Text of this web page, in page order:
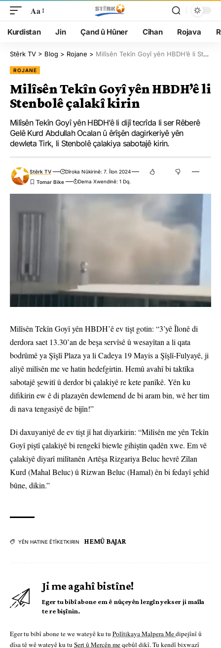
Aa
Kurdistan Jin Çand û Hûner Cîhan Rojava
Stêrk TV > Blog > Rojane > Milîsên Tekîn Goyî yên HBDH’ê li Stenbolê çalakî kirin
ROJANE
Milîsên Tekîn Goyî yên HBDH’ê li
Stenbolê çalakî kirin
Milîsên Tekîn Goyî yên HBDH’ê li dijî tecrîda li ser Rêberê
Gelê Kurd Abdullah Ocalan û êrîşên dagirkeriyê yên
dewleta Tirk, li Stenbolê çalakiya sabotajê kirin.
Stêrk TV
Dîroka Nûkirinê: 7. Îlon 2024
Dema Xwendinê: 1 Dq.
Milîsên Tekîn Goyî yên HBDH’ê ev tişt gotin: “3’yê Îlonê di
derdora saet 13.30’an de beşa servîsê û wesayîtan a li qata
bodrûmê ya Şîşlî Plaza ya li Cadeya 19 Mayis a Şîşlî-Fulyayê, ji
aliyê milîsên me ve hatin hedefgirtin. Hemû avahî bi taktîka
sabotajê şewitî û derdor bi çalakiyê re kete panîkê. Yên ku
difikirin ew ê di plazayên dewlemend de bi aram bin, wê her tim
di nava tengasiyê de bijîn!”
Di daxuyaniyê de ev tişt jî hat diyarkirin: “Milîsên me yên Tekîn
Goyî piştî çalakiyê bi rengekî biewle gihiştin qadên xwe. Em vê
çalakiyê diyarî milîtanên Artêşa Rizgariya Beluc hevrê Zîlan
Kurd (Mahal Beluc) û Rizwan Beluc (Hamal) ên bi fedayî şehîd
bûne, dikin.”
YÊN HATINE ÊTÎKETKIRIN HEMÛ BAJAR
Ji me agahî bistîne!
Eger tu bibî abone em ê nûçeyên lezgîn yekser ji maîla
te re bişînin.
Eger tu bibî abone te we wateyê ku tu Polîtikaya Malpera Medipejînî û
dîsa tê wê wateyê ku tu Şert û Mercên meqebûl dikî. Tu kendî bixwazî